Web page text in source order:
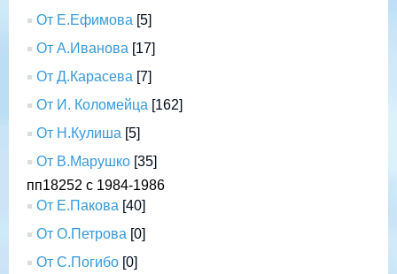
От Е.Ефимова [5]
От А.Иванова [17]
От Д.Карасева [7]
От И. Коломейца [162]
От Н.Кулиша [5]
От В.Марушко [35]
пп18252 с 1984-1986
От Е.Пакова [40]
От О.Петрова [0]
От С.Погибо [0]